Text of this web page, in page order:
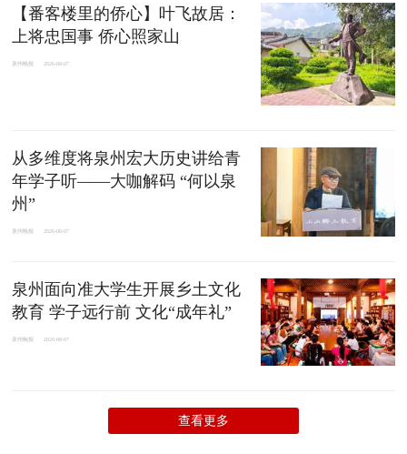
【番客楼里的侨心】叶飞故居：
上将忠国事 侨心照家山
泉州晚报 2026-08-07
从多维度将泉州宏大历史讲给青
年学子听——大咖解码 “何以泉
州”
泉州晚报 2026-08-07
泉州面向准大学生开展乡土文化
教育 学子远行前 文化“成年礼”
泉州晚报 2026-08-07
查看更多